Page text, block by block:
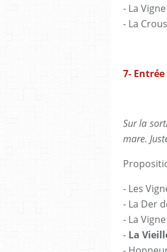
- La
- La
7-
Sur la
mare.
- Les
- La Der
- La
- La